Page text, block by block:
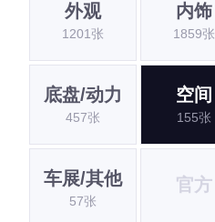
外观
1201张
内饰
1859张
底盘/动力
457张
空间
155张
车展/其他
57张
官方